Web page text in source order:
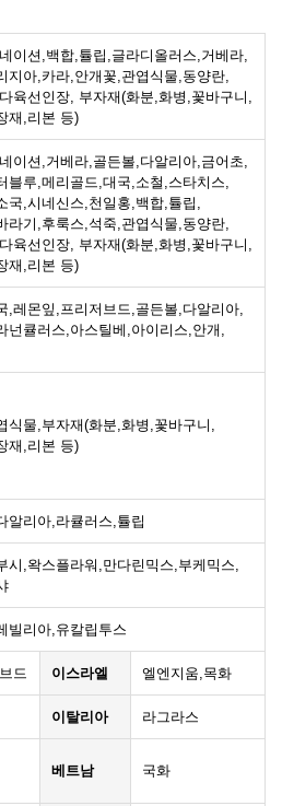
이션,백합,튤립,글라디올러스,거베라,
지아,카라,안개꽃,관엽식물,동양란,
육선인장, 부자재(화분,화병,꽃바구니,
재,리본 등)
이션,거베라,골든볼,다알리아,금어초,
블루,메리골드,대국,소철,스타치스,
국,시네신스,천일홍,백합,튤립,
라기,후룩스,석죽,관엽식물,동양란,
육선인장, 부자재(화분,화병,꽃바구니,
재,리본 등)
,레몬잎,프리저브드,골든볼,다알리아,
넌큘러스,아스틸베,아이리스,안개,
식물,부자재(화분,화병,꽃바구니,
재,리본 등)
알리아,라큘러스,튤립
시,왁스플라워,만다린믹스,부케믹스,
빌리아,유칼립투스
드 이스라엘 엘엔지움,목화
이탈리아 라그라스
베트남 국화